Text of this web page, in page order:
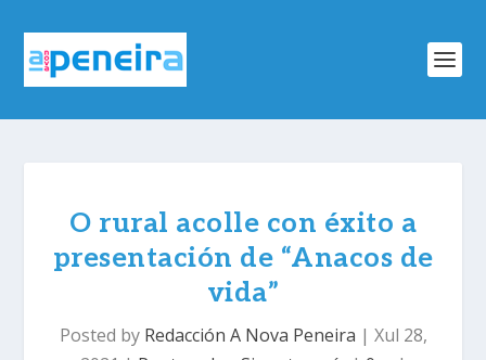
O rural acolle con éxito a
presentación de “Anacos de
vida”
Posted by Redacción A Nova Peneira | Xul 28,